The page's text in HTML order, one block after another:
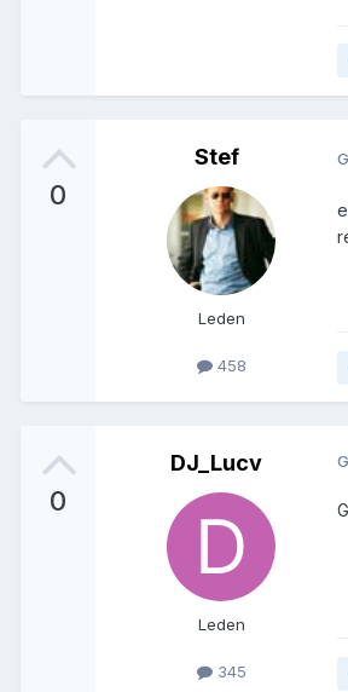
0
Stef
Leden
458
0
DJ_Lucv
Leden
345